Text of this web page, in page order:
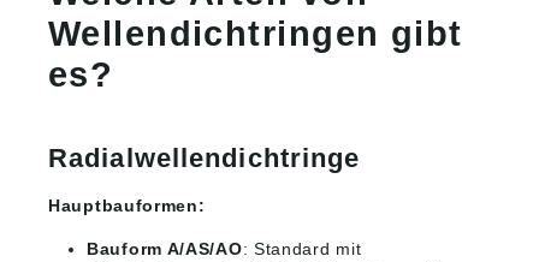
Wellendichtringen gibt
es?
Radialwellendichtringe
Hauptbauformen:
Bauform A/AS/AO: Standard mit